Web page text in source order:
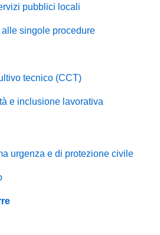
pubblici locali
singole procedure
tecnico (CCT)
e inclusione lavorativa
urgenza e di protezione civile